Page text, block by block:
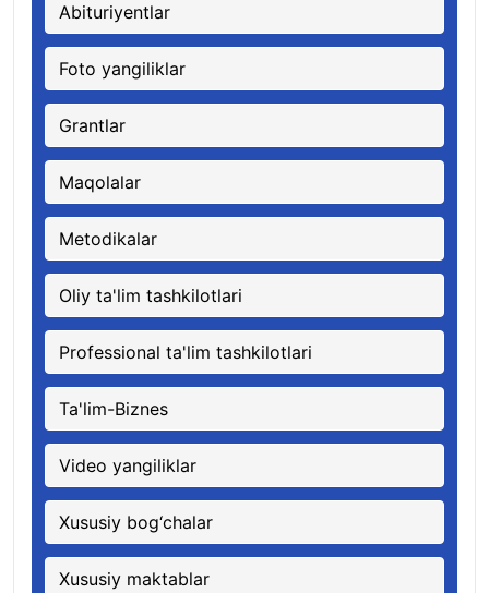
Abituriyentlar
Foto yangiliklar
Grantlar
Maqolalar
Metodikalar
Oliy ta'lim tashkilotlari
Professional ta'lim tashkilotlari
Ta'lim-Biznes
Video yangiliklar
Xususiy bog‘chalar
Xususiy maktablar